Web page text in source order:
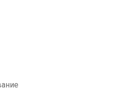
Макс позавидует!
тачкой стоит целая
сезон сериала Ржавые тачки
бесплатно в
на Казахтелеком